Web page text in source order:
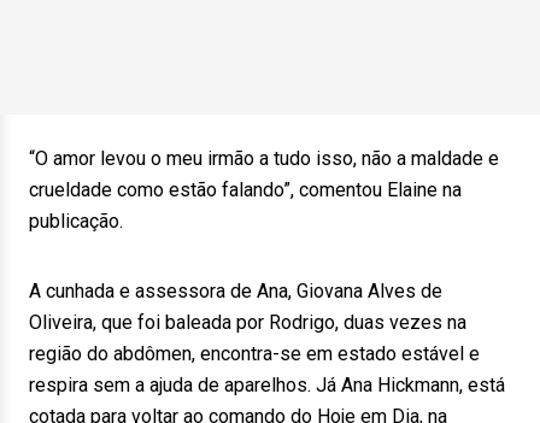
“O amor levou o meu irmão a tudo isso, não a maldade e
crueldade como estão falando”, comentou Elaine na
publicação.
A cunhada e assessora de Ana, Giovana Alves de
Oliveira, que foi baleada por Rodrigo, duas vezes na
região do abdômen, encontra-se em estado estável e
respira sem a ajuda de aparelhos. Já Ana Hickmann, está
cotada para voltar ao comando do Hoje em Dia, na